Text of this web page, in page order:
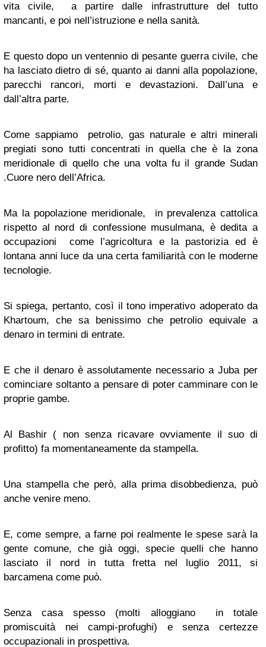
vita civile, a partire dalle infrastrutture del tutto
mancanti, e poi nell’istruzione e nella sanità.
E questo dopo un ventennio di pesante guerra civile, che
ha lasciato dietro di sé, quanto ai danni alla popolazione,
parecchi rancori, morti e devastazioni. Dall’una e
dall’altra parte.
Come sappiamo petrolio, gas naturale e altri minerali
pregiati sono tutti concentrati in quella che è la zona
meridionale di quello che una volta fu il grande Sudan
.Cuore nero dell’Africa.
Ma la popolazione meridionale, in prevalenza cattolica
rispetto al nord di confessione musulmana, è dedita a
occupazioni come l’agricoltura e la pastorizia ed è
lontana anni luce da una certa familiarità con le moderne
tecnologie.
Si spiega, pertanto, così il tono imperativo adoperato da
Khartoum, che sa benissimo che petrolio equivale a
denaro in termini di entrate.
E che il denaro è assolutamente necessario a Juba per
cominciare soltanto a pensare di poter camminare con le
proprie gambe.
Al Bashir ( non senza ricavare ovviamente il suo di
profitto) fa momentaneamente da stampella.
Una stampella che però, alla prima disobbedienza, può
anche venire meno.
E, come sempre, a farne poi realmente le spese sarà la
gente comune, che già oggi, specie quelli che hanno
lasciato il nord in tutta fretta nel luglio 2011, si
barcamena come può.
Senza casa spesso (molti alloggiano in totale
promiscuità nei campi-profughi) e senza certezze
occupazionali in prospettiva.